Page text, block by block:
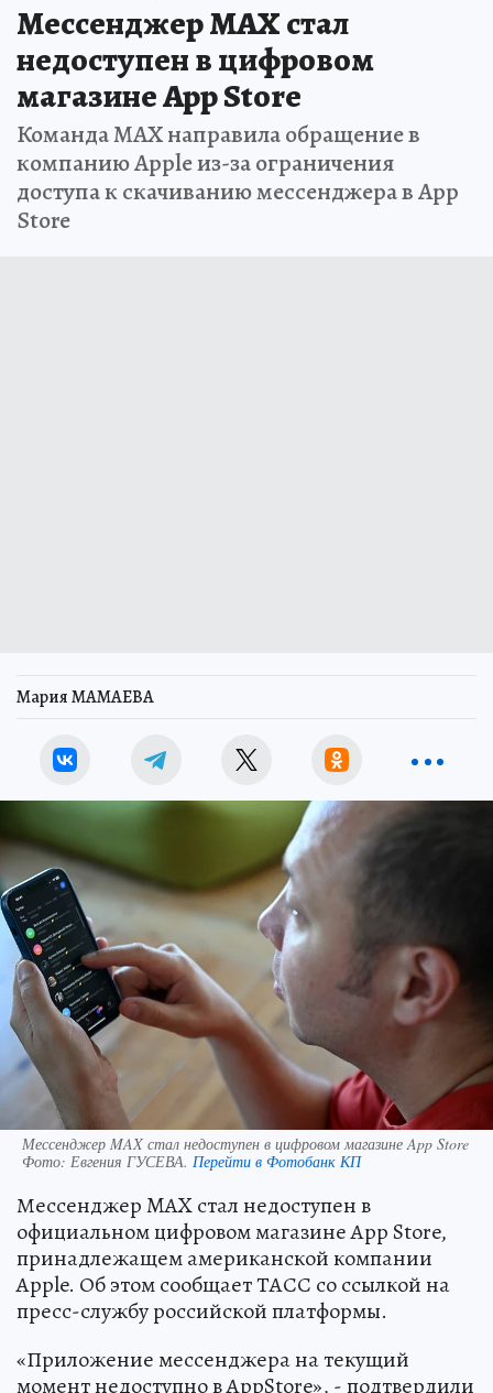
Мессенджер MAX стал
недоступен в цифровом
магазине App Store
Команда MAX направила обращение в
компанию Apple из-за ограничения
доступа к скачиванию мессенджера в App
Store
Мария МАМАЕВА
Мессенджер MAX стал недоступен в цифровом магазине App Store
Фото: Евгения ГУСЕВА. Перейти в Фотобанк КП
Мессенджер MAX стал недоступен в
официальном цифровом магазине App Store,
принадлежащем американской компании
Apple. Об этом сообщает ТАСС со ссылкой на
пресс-службу российской платформы.
«Приложение мессенджера на текущий
момент недоступно в AppStore», - подтвердили